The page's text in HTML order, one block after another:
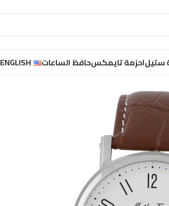
ستيلاحزمة تايمكسحافظ الساعات ENGLISH